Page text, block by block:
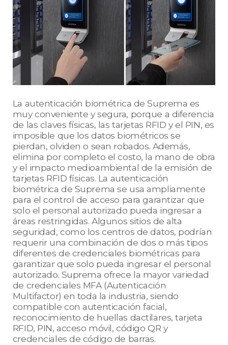
La autenticación biométrica de Suprema es
muy conveniente y segura, porque a diferencia
de las claves físicas, las tarjetas RFID y el PIN, es
imposible que los datos biométricos se
pierdan, olviden o sean robados. Además,
elimina por completo el costo, la mano de obra
y el impacto medioambiental de la emisión de
tarjetas RFID físicas. La autenticación
biométrica de Suprema se usa ampliamente
para el control de acceso para garantizar que
solo el personal autorizado pueda ingresar a
áreas restringidas. Algunos sitios de alta
seguridad, como los centros de datos, podrían
requerir una combinación de dos o más tipos
diferentes de credenciales biométricas para
garantizar que solo pueda ingresar el personal
autorizado. Suprema ofrece la mayor variedad
de credenciales MFA (Autenticación
Multifactor) en toda la industria, siendo
compatible con autenticación facial,
reconocimiento de huellas dactilares, tarjeta
RFID, PIN, acceso móvil, código QR y
credenciales de código de barras.